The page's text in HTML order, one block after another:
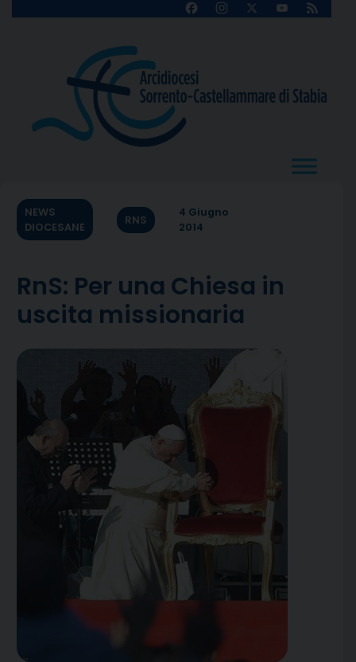
FacebookInstagram
X
YouTube
Feed
NEWS
DIOCESANE
RNS
4 Giugno
2014
RnS: Per una Chiesa in
uscita missionaria